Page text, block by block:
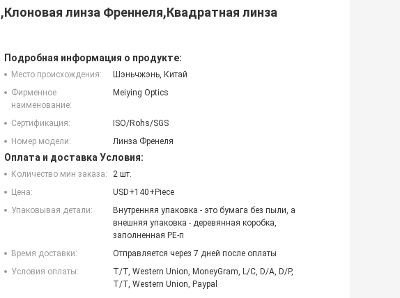
линза Френнеля,Квадратная линза
Подробная информация о продукте:
Место происхождения:
Шэньчжэнь, Китай
Фирменное
наименование:
Meiying Optics
Сертификация:
ISO/Rohs/SGS
Номер модели:
Линза Френеля
Оплата и доставка Условия:
Количество мин заказа:
2 шт.
Цена:
USD+140+Piece
Упаковывая детали:
Внутренняя упаковка - это бумага без пыли, а
внешняя упаковка - деревянная коробка,
заполненная PE-п
Время доставки:
Отправляется через 7 дней после оплаты
Условия оплаты:
T/T, Western Union, MoneyGram, L/C, D/A, D/P,
T/T, Western Union, Paypal